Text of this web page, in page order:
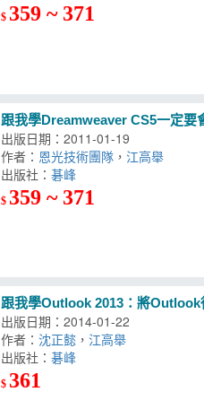
$ 359 ~ 371
跟我學Dreamweaver CS5一定要
出版日期：2011-01-19
作者： 恩光技術團隊 ，江高舉
出版社：碁峰
$ 359 ~ 371
跟我學Outlook 2013：將Outlook
出版日期：2014-01-22
作者：沈正懿 ，江高舉
出版社：
$ 361